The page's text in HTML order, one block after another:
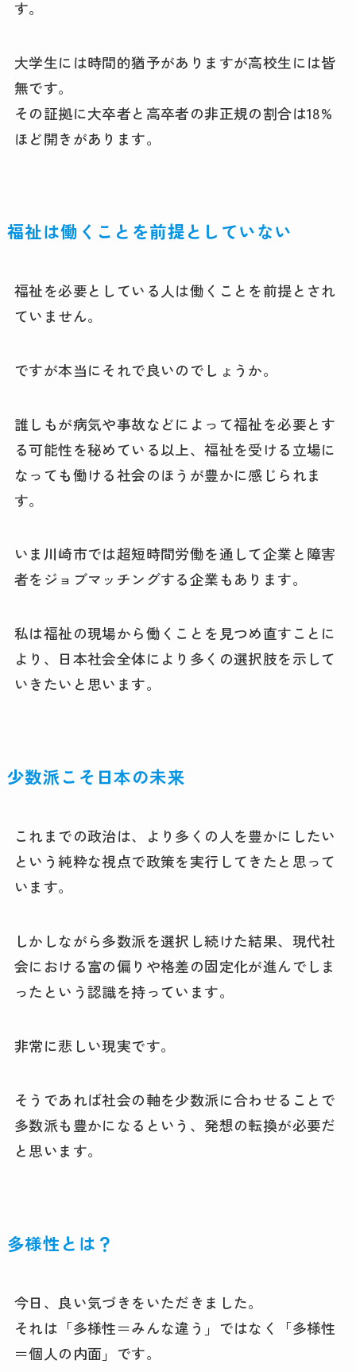
す。
大学生には時間的猶予がありますが高校生には皆
無です。
その証拠に大卒者と高卒者の非正規の割合は18%
ほど開きがあります。
福祉は働くことを前提としていない
福祉を必要としている人は働くことを前提とされ
ていません。
ですが本当にそれで良いのでしょうか。
誰しもが病気や事故などによって福祉を必要とす
る可能性を秘めている以上、福祉を受ける立場に
なっても働ける社会のほうが豊かに感じられま
す。
いま川崎市では超短時間労働を通して企業と障害
者をジョブマッチングする企業もあります。
私は福祉の現場から働くことを見つめ直すことに
より、日本社会全体により多くの選択肢を示して
いきたいと思います。
少数派こそ日本の未来
これまでの政治は、より多くの人を豊かにしたい
という純粋な視点で政策を実行してきたと思って
います。
しかしながら多数派を選択し続けた結果、現代社
会における富の偏りや格差の固定化が進んでしま
ったという認識を持っています。
非常に悲しい現実です。
そうであれば社会の軸を少数派に合わせることで
多数派も豊かになるという、発想の転換が必要だ
と思います。
多様性とは？
今日、良い気づきをいただきました。
それは「多様性＝みんな違う」ではなく「多様性
＝個人の内面」です。